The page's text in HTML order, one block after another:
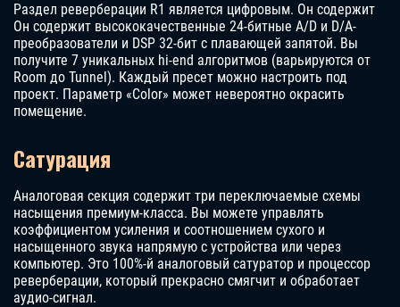
Раздел реверберации R1 является цифровым. Он содержит
Он содержит высококачественные 24-битные A/D и D/A-
преобразователи и DSP 32-бит с плавающей запятой. Вы
получите 7 уникальных hi-end алгоритмов (варьируются от
Room до Tunnel). Каждый пресет можно настроить под
проект. Параметр «Color» может невероятно окрасить
помещение.
Сатурация
Аналоговая секция содержит три переключаемые схемы
насыщения премиум-класса. Вы можете управлять
коэффициентом усиления и соотношением сухого и
насыщенного звука напрямую с устройства или через
компьютер. Это 100%-й аналоговый сатуратор и процессор
реверберации, который прекрасно смягчит и обработает
аудио-сигнал.